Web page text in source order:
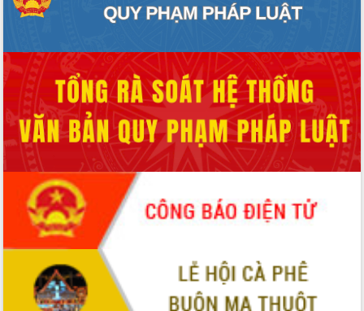
phát triển mới
mặt Đoàn chuyên gia y tế TP. Hồ Chí
Minh
Lễ truy điệu và an táng hài cốt liệt sĩ
tại Nghĩa trang Liệt sĩ xã Sơn Hòa
Bàn giải pháp tháo gỡ khó khăn trong
xuất khẩu sầu riêng và triển khai quy
định EUDR
Thứ trưởng Bộ Nông nghiệp và Môi
trường Nguyễn Hoàng Hiệp khảo sát
vùng trồng và doanh nghiệp đóng gói
sầu riêng tại Đắk Lắk
Trình diễn nghệ thuật chế biến các
món ăn từ sầu riêng
Đắk Lắk công bố Quy hoạch và xúc
tiến đầu tư tỉnh